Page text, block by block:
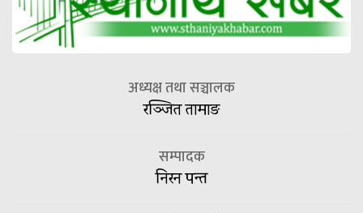
अध्यक्ष तथा सञ्चालक
रञ्जित तामाङ
सम्पादक
निरन पन्त